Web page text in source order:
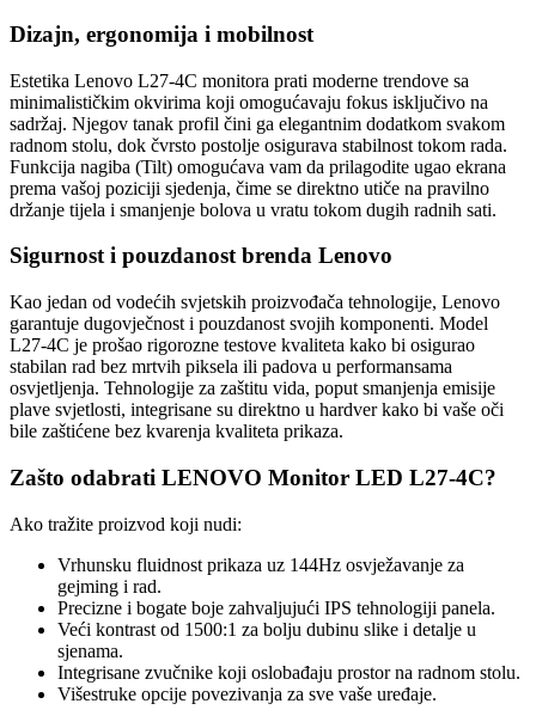
Dizajn, ergonomija i mobilnost
Estetika Lenovo L27-4C monitora prati moderne trendove sa
minimalističkim okvirima koji omogućavaju fokus isključivo na
sadržaj. Njegov tanak profil čini ga elegantnim dodatkom svakom
radnom stolu, dok čvrsto postolje osigurava stabilnost tokom rada.
Funkcija nagiba (Tilt) omogućava vam da prilagodite ugao ekrana
prema vašoj poziciji sjedenja, čime se direktno utiče na pravilno
držanje tijela i smanjenje bolova u vratu tokom dugih radnih sati.
Sigurnost i pouzdanost brenda Lenovo
Kao jedan od vodećih svjetskih proizvođača tehnologije, Lenovo
garantuje dugovječnost i pouzdanost svojih komponenti. Model
L27-4C je prošao rigorozne testove kvaliteta kako bi osigurao
stabilan rad bez mrtvih piksela ili padova u performansama
osvjetljenja. Tehnologije za zaštitu vida, poput smanjenja emisije
plave svjetlosti, integrisane su direktno u hardver kako bi vaše oči
bile zaštićene bez kvarenja kvaliteta prikaza.
Zašto odabrati LENOVO Monitor LED L27-4C?
Ako tražite proizvod koji nudi:
Vrhunsku fluidnost prikaza uz 144Hz osvježavanje za
gejming i rad.
Precizne i bogate boje zahvaljujući IPS tehnologiji panela.
Veći kontrast od 1500:1 za bolju dubinu slike i detalje u
sjenama.
Integrisane zvučnike koji oslobađaju prostor na radnom stolu.
Višestruke opcije povezivanja za sve vaše uređaje.